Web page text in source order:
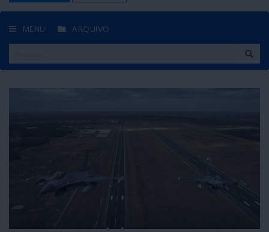
MENU ARQUIVO